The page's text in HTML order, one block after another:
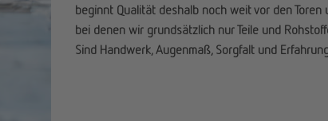
beginnt Qualität deshalb noch weit vor den
bei denen wir grundsätzlich nur Teile und
Sind Handwerk, Augenmaß, Sorgfalt und